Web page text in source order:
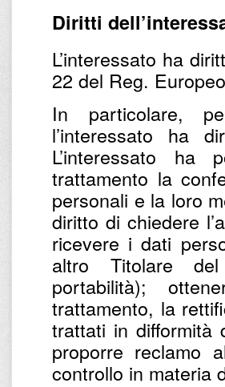
Diritti
L’interessato ha
22 del Reg.
In particolare,
l’interessato ha
L’interessato
trattamento la
personali e la loro
diritto di chiedere
ricevere i dati
altro Titolare
portabilità);
trattamento, la
trattati in difformità
proporre reclamo
controllo in materia